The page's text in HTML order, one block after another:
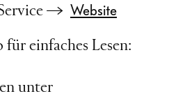
Website
einfaches Lesen:
unter